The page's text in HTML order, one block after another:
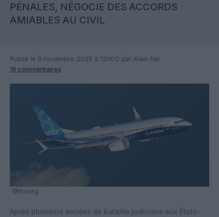
PÉNALES, NÉGOCIE DES ACCORDS
AMIABLES AU CIVIL
Publié le 8 novembre 2025 à 12h00 par Alain Hai
19 commentaires
@Boeing
Après plusieurs années de bataille judiciaire aux États-